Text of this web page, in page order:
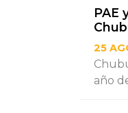
PAE
25
año